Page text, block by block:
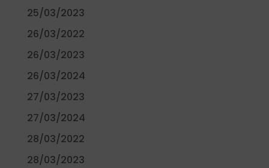
25/03/2023
26/03/2022
26/03/2023
26/03/2024
27/03/2023
27/03/2024
28/03/2022
28/03/2023